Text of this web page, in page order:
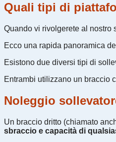
Quali tipi di
Quando vi rivolgerete al nostro
Ecco una rapida panoramica
Esistono due diversi tipi di
Entrambi utilizzano un braccio
Noleggio
Un braccio dritto (chiamato
sbraccio e capacità di